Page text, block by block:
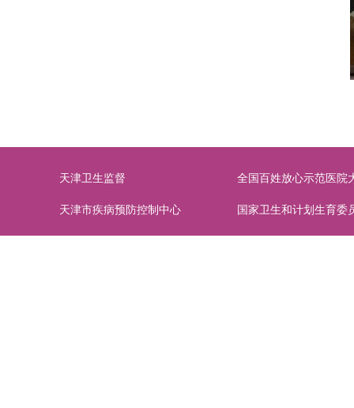
天津卫生监督 全国百姓放心示范医院
天津市疾病预防控制中心 国家卫生和计划生育委